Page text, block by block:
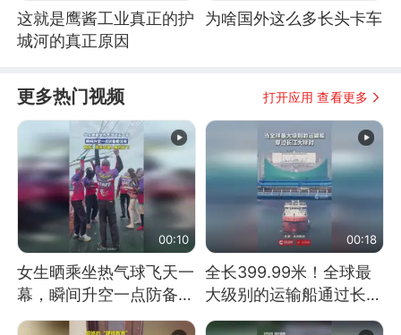
这就是鹰酱工业真正的护
城河的真正原因
为啥国外这么多长头卡车
更多热门视频 打开应用 查看更多
00:10
女生晒乘坐热气球飞天一
幕，瞬间升空一点防备都
没有
00:18
全长399.99米！全球最
大级别的运输船通过长江
大桥这一幕，太震撼了！